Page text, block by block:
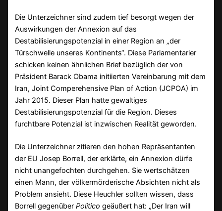
Die Unterzeichner sind zudem tief besorgt wegen der
Auswirkungen der Annexion auf das
Destabilisierungspotenzial in einer Region an „der
Türschwelle unseres Kontinents“. Diese Parlamentarier
schicken keinen ähnlichen Brief bezüglich der von
Präsident Barack Obama initiierten Vereinbarung mit dem
Iran, Joint Comperehensive Plan of Action (JCPOA) im
Jahr 2015. Dieser Plan hatte gewaltiges
Destabilisierungspotenzial für die Region. Dieses
furchtbare Potenzial ist inzwischen Realität geworden.
Die Unterzeichner zitieren den hohen Repräsentanten
der EU Josep Borrell, der erklärte, ein Annexion dürfe
nicht unangefochten durchgehen. Sie wertschätzen
einen Mann, der völkermörderische Absichten nicht als
Problem ansieht. Diese Heuchler sollten wissen, dass
Borrell gegenüberPolitico geäußert hat: „Der Iran will